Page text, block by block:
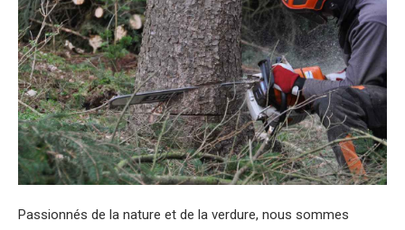
Passionnés de la nature et de la verdure, nous sommes